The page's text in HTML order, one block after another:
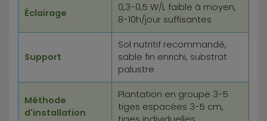
Éclairage
0,3-0,5 W/L faible à moyen,
8-10h/jour suffisantes
Support
Sol nutritif recommandé,
sable fin enrichi, substrat
palustre
Méthode
d'installation
Plantation en groupe 3-5
tiges espacées 3-5 cm,